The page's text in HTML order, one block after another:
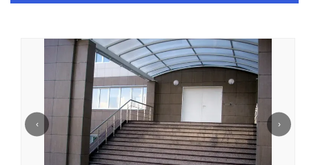
Вопрос-ответ
Политика конфиденциальности
Портфолио
‹ ›